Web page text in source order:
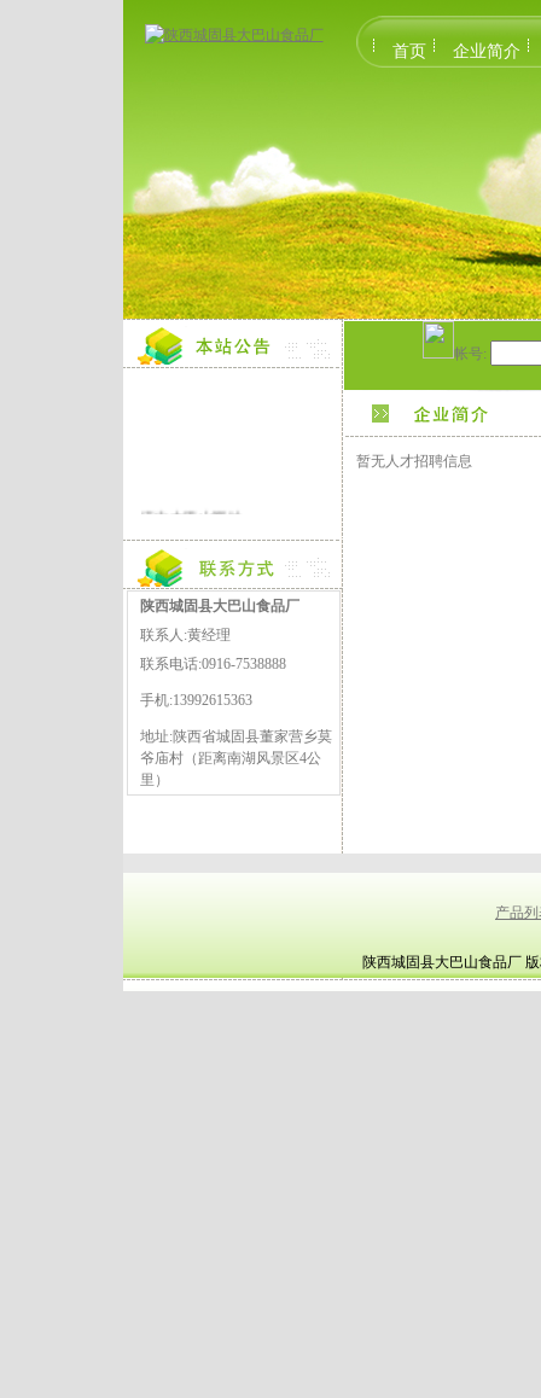
首页 企业简介
汉中大巴山网址
陕西城固县大巴山食品厂
联系人:黄经理
联系电话:0916-7538888
手机:13992615363
地址:陕西省城固县董家营乡莫
爷庙村（距离南湖风景区4公
里）
帐号:
暂无人才招聘信息
产品
陕西城固县大巴山食品厂